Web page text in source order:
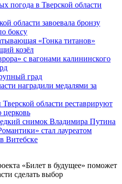
погода в Тверской области
области завоевала бронзу
боксу
«Гонка титанов»
козёл
с вагонами калининского
град
наградили медалями за
области реставрируют
церковь
снимок Владимира Путина
стал лауреатом
Витебске
«Билет в будущее» поможет
сделать выбор